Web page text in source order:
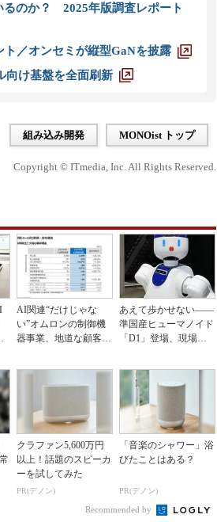
るのか？ 2025年版調査レポート
／オンセミが縦型GaNを披露
向け基盤を全面刷新
組み込み開発 MONOist トップ
Copyright © ITmedia, Inc. All Rights Reserved.
AI関連“だけじゃな
い”オムロンの制御機
器事業、地道な顧客基
あえて歩かせない――
準国産ヒューマノイド
「D1」登場、現場稼
クラファン5,600万円
以上！話題のスピーカ
ーを試してみた
PR(デノン)
「音楽のシャワー」浴
びたことはある？
PR(デノン)
Recommended by